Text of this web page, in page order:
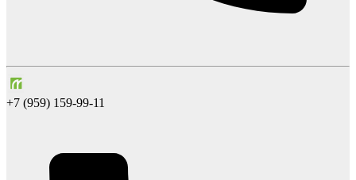
+7 (959) 159-99-11